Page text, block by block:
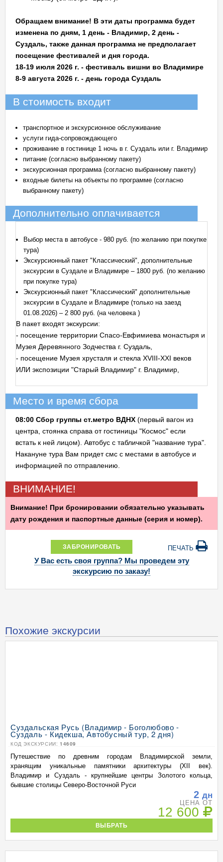
Обращаем внимание! В эти даты программа будет
изменена по дням, 1 день - Владимир, 2 день -
Суздаль, также данная программа не предполагает
посещение фестивалей и дня города.
18-19 июля 2026 г. - фестиваль вишни во Владимире
8-9 августа 2026 г. - день города Суздаль
В стоимость входит
транспортное и экскурсионное обслуживание
услуги гида-сопровождающего
проживание в гостинице 1 ночь в г. Суздаль или г. Владимир
питание (согласно выбранному пакету)
экскурсионная программа (согласно выбранному пакету)
входные билеты на объекты по программе (согласно
выбранному пакету)
Дополнительно оплачивается
Выбор места в автобусе - 980 руб. (по желанию при покупке
тура)
Экскурсионный пакет "Классический", дополнительные
экскурсии в Суздале и Владимире – 1800 руб. (по желанию
при покупке тура)
Экскурсионный пакет "Классический" дополнительные
экскурсии в Суздале и Владимире (только на заезд
01.08.2026) – 2 800 руб. (на человека )
В пакет входят экскурсии:
- посещение территории Спасо-Евфимиева монастыря и
Музея Деревянного Зодчества г. Суздаль,
- посещение Музея хрусталя и стекла XVIII-XXI веков
ИЛИ экспозиции "Старый Владимир" г. Владимир,
Место и время сбора
08:00 Сбор группы ст.метро ВДНХ (первый вагон из
центра, стоянка справа от гостиницы "Космос" если
встать к ней лицом). Автобус с табличкой "название тура".
Накануне тура Вам придет смс с местами в автобусе и
информацией по отправлению.
ВНИМАНИЕ!
Внимание! При бронировании обязательно указывать
дату рождения и паспортные данные (серия и номер).
ЗАБРОНИРОВАТЬ ПЕЧАТЬ
У Вас есть своя группа? Мы проведем эту
экскурсию по заказу!
Похожие экскурсии
Суздальская Русь (Владимир - Боголюбово -
Суздаль - Кидекша, Автобусный тур, 2 дня)
КОД ЭКСКУРСИИ: 14609
Путешествие по древним городам Владимирской земли,
хранящим уникальные памятники архитектуры (XII век).
Владимир и Суздаль - крупнейшие центры Золотого кольца,
бывшие столицы Северо-Восточной Руси
2 дн
ЦЕНА ОТ
12 600
ВЫБРАТЬ